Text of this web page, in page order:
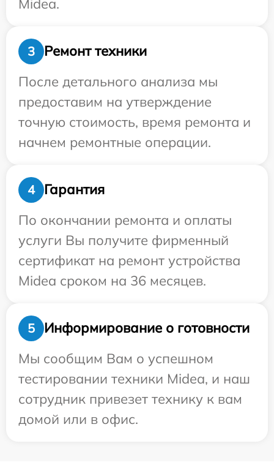
Midea.
3
Ремонт техники
После детального анализа мы
предоставим на утверждение
точную стоимость, время ремонта и
начнем ремонтные операции.
4
Гарантия
По окончании ремонта и оплаты
услуги Вы получите фирменный
сертификат на ремонт устройства
Midea сроком на 36 месяцев.
5
Информирование о готовности
Мы сообщим Вам о успешном
тестировании техники Midea, и наш
сотрудник привезет технику к вам
домой или в офис.